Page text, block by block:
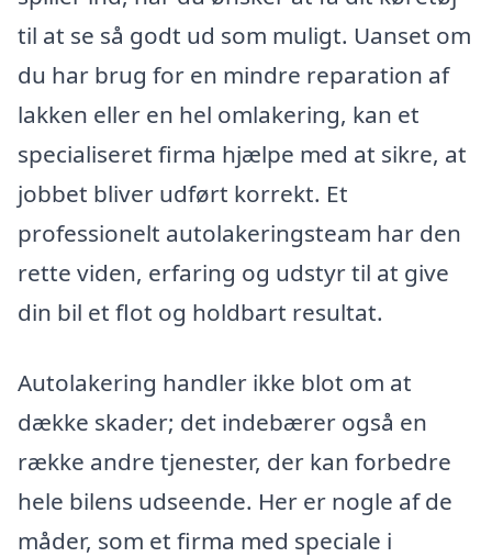
til at se så godt ud som muligt. Uanset om
du har brug for en mindre reparation af
lakken eller en hel omlakering, kan et
specialiseret firma hjælpe med at sikre, at
jobbet bliver udført korrekt. Et
professionelt autolakeringsteam har den
rette viden, erfaring og udstyr til at give
din bil et flot og holdbart resultat.
Autolakering handler ikke blot om at
dække skader; det indebærer også en
række andre tjenester, der kan forbedre
hele bilens udseende. Her er nogle af de
måder, som et firma med speciale i